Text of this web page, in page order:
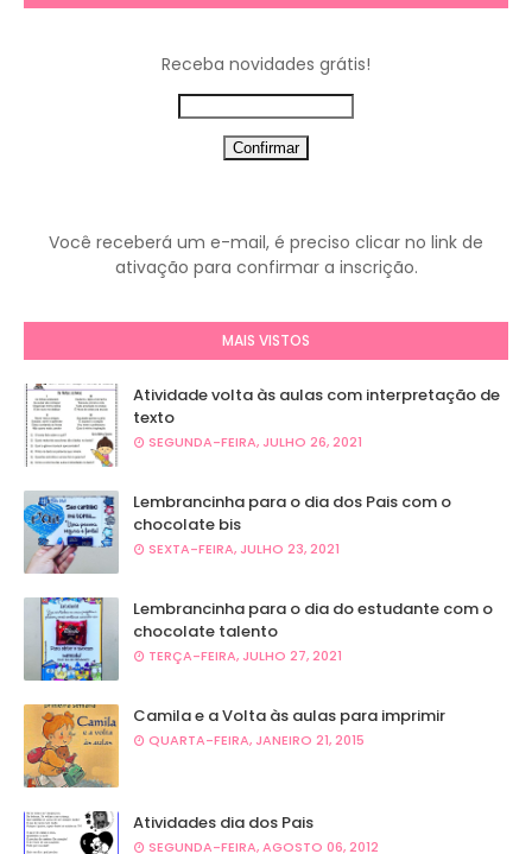
Receba novidades grátis!
Você receberá um e-mail, é preciso clicar no link de
ativação para confirmar a inscrição.
MAIS VISTOS
Atividade volta às aulas com interpretação de
texto
SEGUNDA-FEIRA, JULHO 26, 2021
Lembrancinha para o dia dos Pais com o
chocolate bis
SEXTA-FEIRA, JULHO 23, 2021
Lembrancinha para o dia do estudante com o
chocolate talento
TERÇA-FEIRA, JULHO 27, 2021
Camila e a Volta às aulas para imprimir
QUARTA-FEIRA, JANEIRO 21, 2015
Atividades dia dos Pais
SEGUNDA-FEIRA, AGOSTO 06, 2012